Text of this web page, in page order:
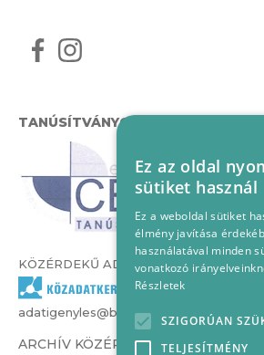
TANÚSÍTVÁNYOK
KÖZÉRDEKŰ ADATOK
adatigenyles@bvcs.hu
ARCHÍV KÖZÉRDEKŰ ADATOK –
Ez az oldal
sütiket használ
Ez a weboldal sütiket
élmény javítása
használatával minden
vonatkozó
Részletek
SZIGORÚAN
TELJESÍTMÉNY